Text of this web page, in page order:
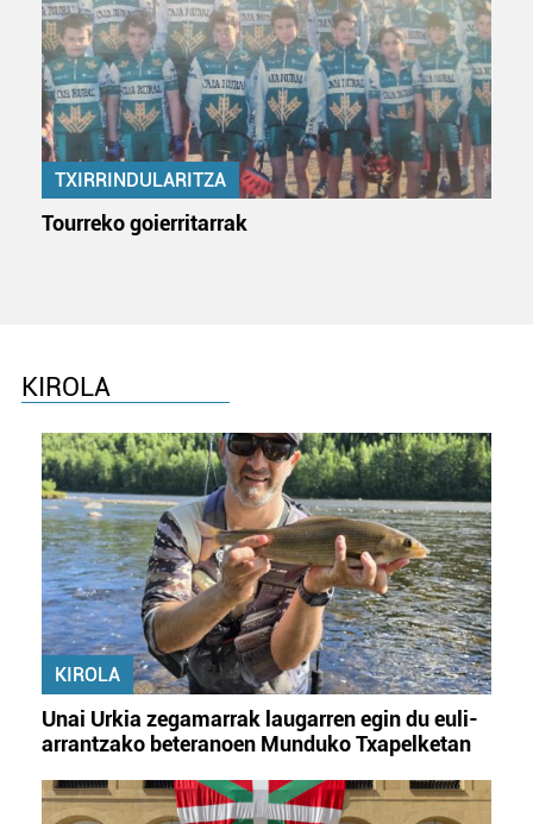
TXIRRINDULARITZA
Tourreko goierritarrak
KIROLA
KIROLA
Unai Urkia zegamarrak laugarren egin du euli-
arrantzako beteranoen Munduko Txapelketan